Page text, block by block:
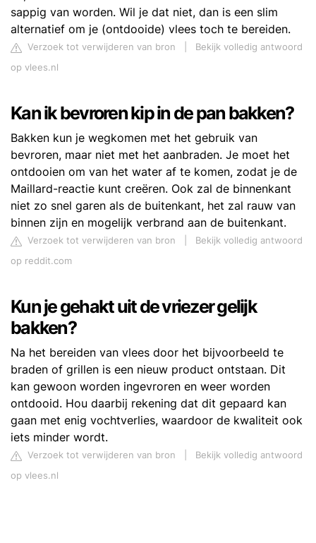
sappig van worden. Wil je dat niet, dan is een slim
alternatief om je (ontdooide) vlees toch te bereiden.
Verzoek tot verwijderen van bron
Bekijk volledig antwoord
op vlees.nl
Kan ik bevroren kip in de pan bakken?
Bakken kun je wegkomen met het gebruik van
bevroren, maar niet met het aanbraden. Je moet het
ontdooien om van het water af te komen, zodat je de
Maillard-reactie kunt creëren. Ook zal de binnenkant
niet zo snel garen als de buitenkant, het zal rauw van
binnen zijn en mogelijk verbrand aan de buitenkant.
Verzoek tot verwijderen van bron
Bekijk volledig antwoord
op reddit.com
Kun je gehakt uit de vriezer gelijk
bakken?
Na het bereiden van vlees door het bijvoorbeeld te
braden of grillen is een nieuw product ontstaan. Dit
kan gewoon worden ingevroren en weer worden
ontdooid. Hou daarbij rekening dat dit gepaard kan
gaan met enig vochtverlies, waardoor de kwaliteit ook
iets minder wordt.
Verzoek tot verwijderen van bron
Bekijk volledig antwoord
op vlees.nl